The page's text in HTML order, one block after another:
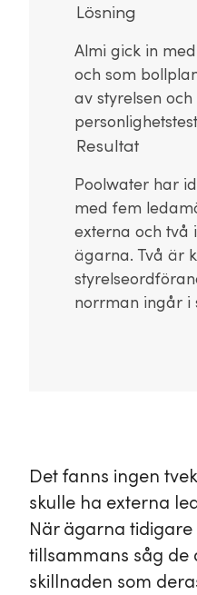
Lösning
Almi gick in
och som
av styrelsen
Resultat
Poolwater har
med fem
externa och två
ägarna. Två är
norrman ingår i
Det fanns ingen
skulle ha externa
När ägarna
tillsammans såg de
skillnaden som